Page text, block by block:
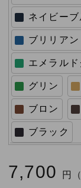
ネイビーブ
ブリリア
エメラルド
グリン
ブロン
ブラック
7,700 円